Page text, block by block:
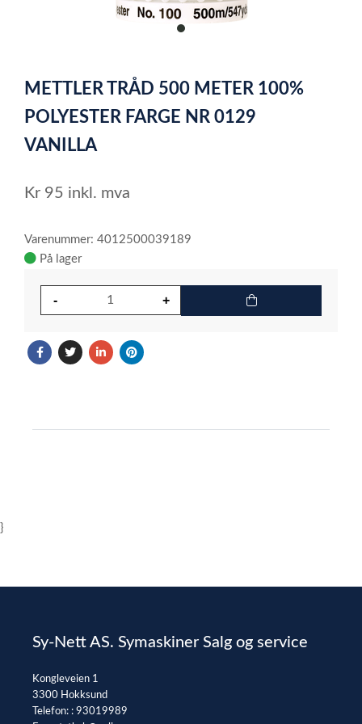
item
of
1
METTLER TRÅD 500 METER 100%
POLYESTER FARGE NR 0129
VANILLA
Kr 95 inkl. mva
Varenummer: 4012500039189
På lager
}
Sy-Nett AS. Symaskiner Salg og service
Kongleveien 1
3300 Hokksund
Telefon: : 93019989